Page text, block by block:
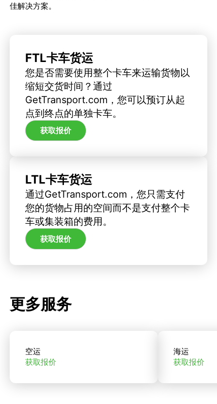
佳解决方案。
FTL卡车货运
您是否需要使用整个卡车来运输货物以
缩短交货时间？通过
GetTransport.com，您可以预订从起
点到终点的单独卡车。
获取报价
LTL卡车货运
通过GetTransport.com，您只需支付
您的货物占用的空间而不是支付整个卡
车或集装箱的费用。
获取报价
更多服务
空运
获取报价
海运
获取报价